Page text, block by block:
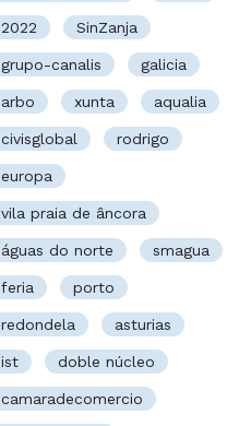
2022 SinZanja
grupo-canalis galicia
arbo xunta aqualia
civisglobal rodrigo
europa
vila praia de âncora
águas do norte smagua
feria porto
redondela asturias
ist doble núcleo
camaradecomercio